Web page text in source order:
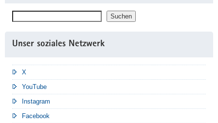
Suchen
Unser soziales Netzwerk
X
YouTube
Instagram
Facebook